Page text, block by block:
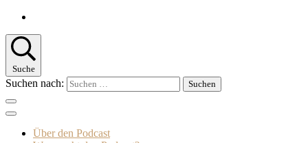
Suche
Suchen nach:
Über den Podcast